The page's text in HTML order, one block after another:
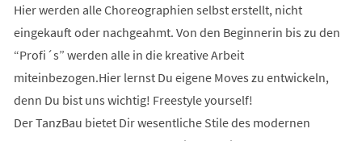
Hier werden alle Choreographien selbst erstellt, nicht
eingekauft oder nachgeahmt. Von den Beginnerin bis zu den
“Profi´s” werden alle in die kreative Arbeit
miteinbezogen.Hier lernst Du eigene Moves zu entwickeln,
denn Du bist uns wichtig! Freestyle yourself!
Der TanzBau bietet Dir wesentliche Stile des modernen